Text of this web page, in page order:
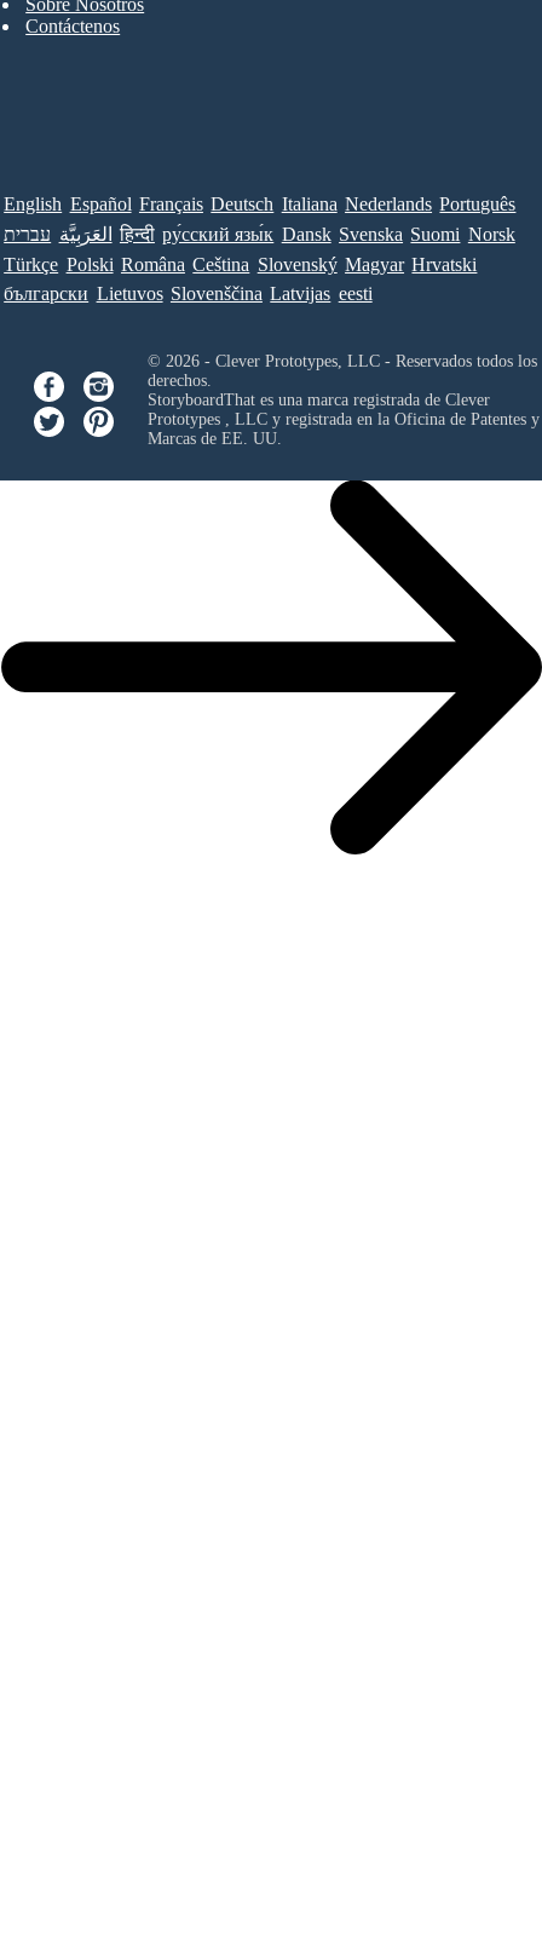
Contáctenos
English Español Français Deutsch Italiana Nederlands Português
עברית العَرَبِيَّة हिन्दी ру́сский язы́к Dansk Svenska Suomi Norsk
Türkçe Polski Româna Ceština Slovenský Magyar Hrvatski
български Lietuvos Slovenščina Latvijas eesti
© 2026 - Clever Prototypes, LLC - Reservados todos los
derechos.
StoryboardThat es una marca registrada de Clever
Prototypes , LLCy registrada en la Oficina de Patentes y
Marcas de EE. UU.